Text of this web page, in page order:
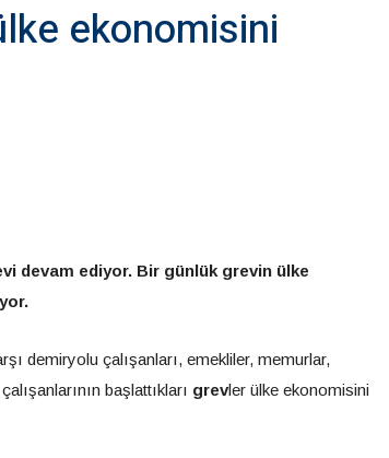
ekonomisini
devam ediyor. Bir günlük grevin ülke
demiryolu çalışanları, emekliler, memurlar,
başlattıkları grevler ülke ekonomisini